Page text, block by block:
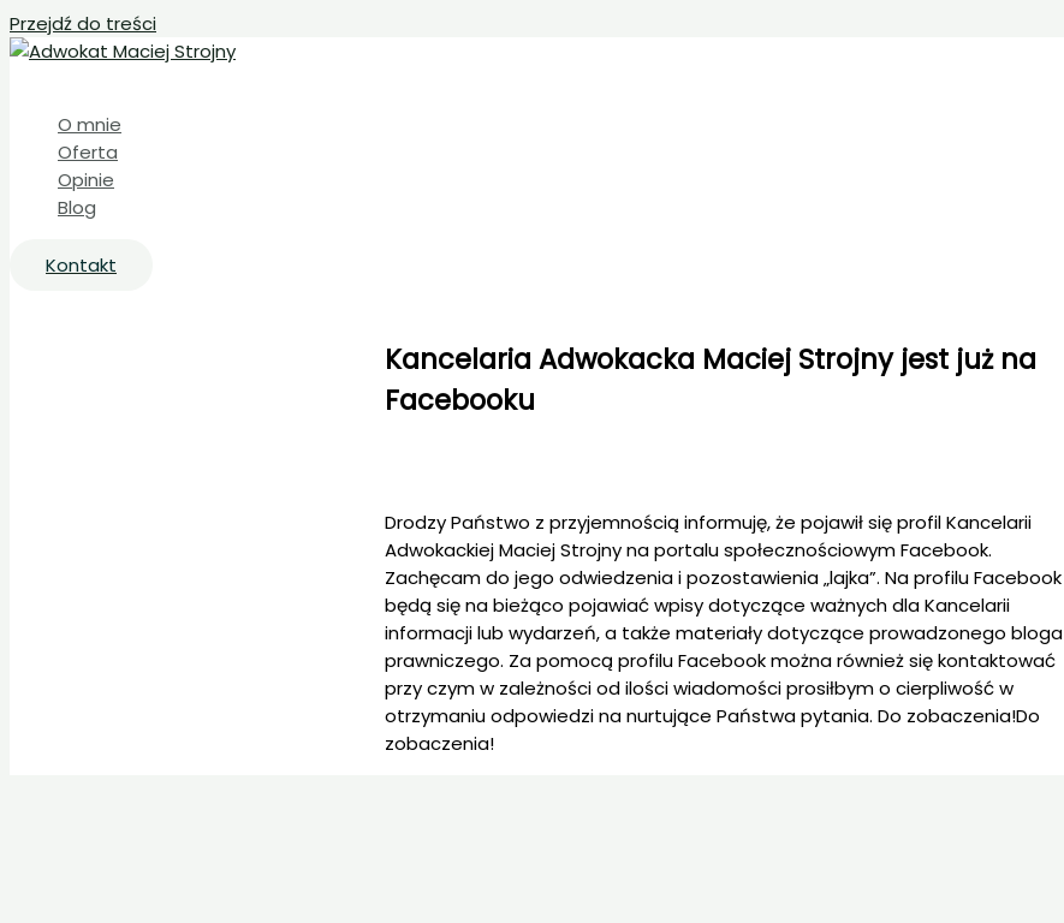
Przejdź do treści
O mnie
Oferta
Opinie
Blog
Kontakt
Kancelaria Adwokacka Maciej Strojny jest już na
Facebooku
Drodzy Państwo z przyjemnością informuję, że pojawił się profil Kancelarii
Adwokackiej Maciej Strojny na portalu społecznościowym Facebook.
Zachęcam do jego odwiedzenia i pozostawienia „lajka”. Na profilu Facebook
będą się na bieżąco pojawiać wpisy dotyczące ważnych dla Kancelarii
informacji lub wydarzeń, a także materiały dotyczące prowadzonego bloga
prawniczego. Za pomocą profilu Facebook można również się kontaktować
przy czym w zależności od ilości wiadomości prosiłbym o cierpliwość w
otrzymaniu odpowiedzi na nurtujące Państwa pytania. Do zobaczenia!Do
zobaczenia!